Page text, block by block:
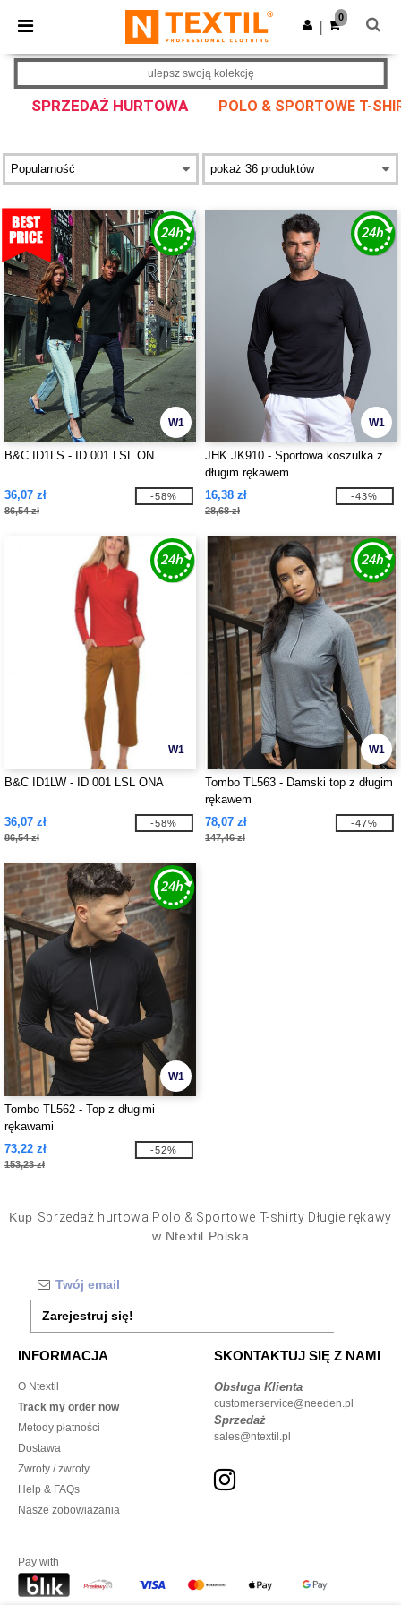
× Aplikacja Ntextil
Lepsze ceny w aplikacji!
Pobierz app
0
SPRZEDAŻ HURTOWA POLO & SPORTOWE T-
ulepsz swoją kolekcję
W1
B&C ID1LS - ID 001 LSL ON
36,07 zł
86,54 zł
-58%
W1
JHK JK910 - Sportowa koszulka z
długim rękawem
16,38 zł
28,68 zł
-43%
W1
B&C ID1LW - ID 001 LSL ONA
36,07 zł
86,54 zł
-58%
W1
Tombo TL563 - Damski top z długim
rękawem
78,07 zł
147,46 zł
-47%
W1
Tombo TL562 - Top z długimi
rękawami
73,22 zł
153,23 zł
-52%
Kup Sprzedaż hurtowa Polo & Sportowe T-shirty Długie rękawy
w Ntextil Polska
Zarejestruj się!
INFORMACJA
O Ntextil
Track my order now
Metody płatności
Dostawa
Zwroty / zwroty
Help & FAQs
Nasze zobowiazania
SKONTAKTUJ SIĘ Z NAMI
Obsługa Klienta
customerservice@needen.pl
Sprzedaż
sales@ntextil.pl
Pay with